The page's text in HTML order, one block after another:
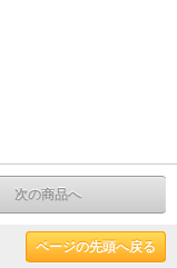
次の商品へ
ページの先頭へ戻る